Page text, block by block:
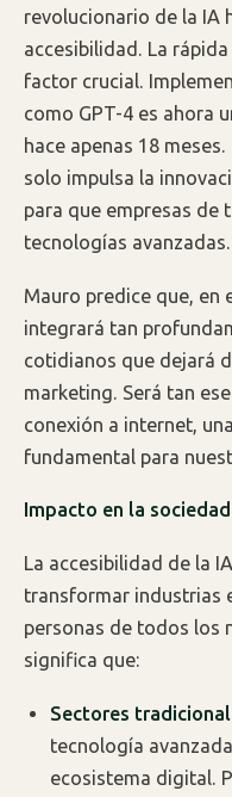
revolucionario de la IA
accesibilidad. La
factor crucial.
como GPT-4 es ahora
hace apenas 18
solo impulsa la
para que empresas de
tecnologías avanzadas.
Mauro predice que, en
integrará tan
cotidianos que dejará
marketing. Será tan
conexión a internet,
fundamental para
Impacto en la
La accesibilidad de la
transformar industrias
personas de todos los
significa que:
Sectores
tecnología
ecosistema digital.